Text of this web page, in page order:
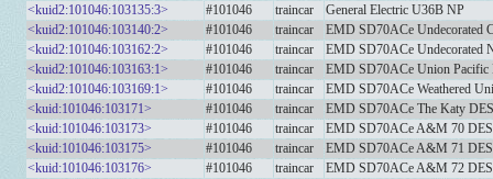
<kuid2:101046:103135:3>
#101046 traincar
General Electric U36B NP
<kuid2:101046:103140:2>
#101046 traincar
EMD SD70ACe Undecorated
<kuid2:101046:103162:2>
#101046 traincar
EMD SD70ACe Undecorated
<kuid2:101046:103163:1>
#101046 traincar
EMD SD70ACe Union Pacific
<kuid2:101046:103169:1>
#101046 traincar
EMD SD70ACe Weathered
<kuid:101046:103171>
#101046 traincar
EMD SD70ACe The Katy DES
<kuid:101046:103173>
#101046 traincar
EMD SD70ACe A&M 70 DES
<kuid:101046:103175>
#101046 traincar
EMD SD70ACe A&M 71 DES
<kuid:101046:103176>
#101046 traincar
EMD SD70ACe A&M 72 DES